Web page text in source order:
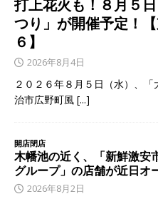
打上花火も！８月５
つり」が開催予定！
６】
2026年8月4日
２０２６年８月５日（水）、
治市広野町風 [...]
開店閉店
木幡池の近く、「新鮮激安
グループ」の店舗が近日オ
2026年8月2日